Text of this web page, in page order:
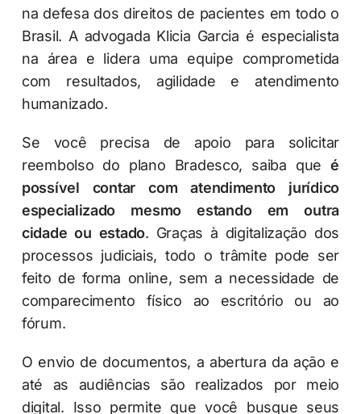
na defesa dos direitos de pacientes em todo o
Brasil. A advogada Klicia Garcia é especialista
na área e lidera uma equipe comprometida
com resultados, agilidade e atendimento
humanizado.
Se você precisa de apoio para solicitar
reembolso do plano Bradesco, saiba queé
possível contar com atendimento jurídico
especializado mesmo estando em outra
cidade ou estado. Graças à digitalização dos
processos judiciais, todo o trâmite pode ser
feito de forma online, sem a necessidade de
comparecimento físico ao escritório ou ao
fórum.
O envio de documentos, a abertura da ação e
até as audiências são realizados por meio
digital. Isso permite que você busque seus